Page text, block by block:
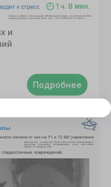
1 ч. 8 мин.
и
Подробнее
cookie
сайта